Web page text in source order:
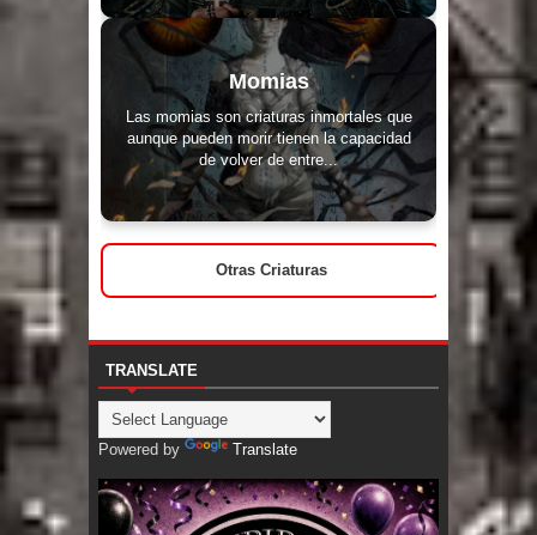
Momias
Las momias son criaturas inmortales que
aunque pueden morir tienen la capacidad
de volver de entre...
Otras Criaturas
TRANSLATE
Powered by Translate